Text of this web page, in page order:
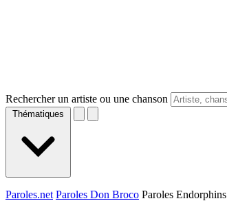
Rechercher un artiste ou une chanson
Thématiques
Paroles.net Paroles Don Broco Paroles Endorphins